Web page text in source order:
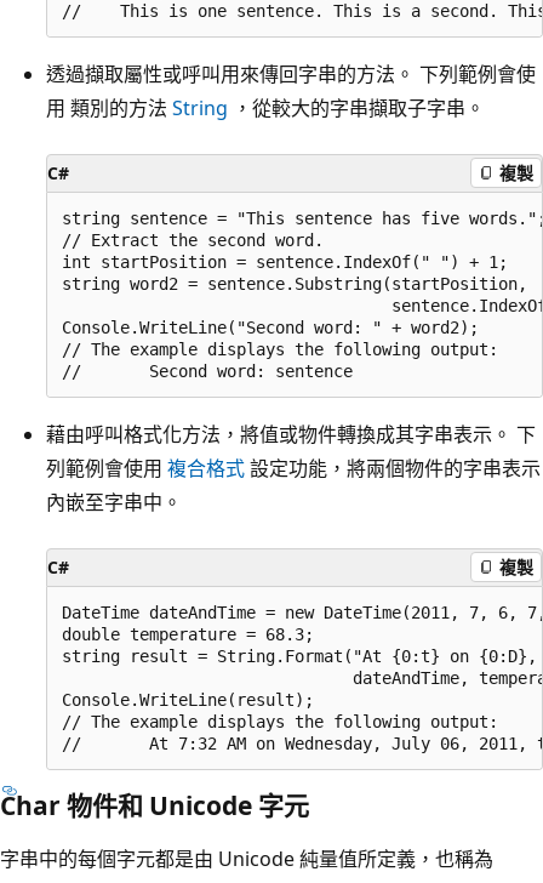
透過擷取屬性或呼叫用來傳回字串的方法。 下列範例會使
用 類別的方法 String ，從較大的字串擷取子字串。
C# 複製
string sentence = "This sentence has five
// Extract the second word.
int startPosition = sentence.IndexOf(" ") + 1;
string word2 = sentence.Substring(startPosition,
Console.WriteLine("Second word: " + word2);
// The example displays the following output:
藉由呼叫格式化方法，將值或物件轉換成其字串表示。 下
列範例會使用 複合格式設定功能，將兩個物件的字串表示
內嵌至字串中。
C# 複製
DateTime dateAndTime = new DateTime(2011, 7, 6,
double temperature = 68.3;
string result = String.Format("At {0:t} on {0:D},
dateAndTime,
Console.WriteLine(result);
// The example displays the following output:
Char 物件和 Unicode 字元
字串中的每個字元都是由 Unicode 純量值所定義，也稱為